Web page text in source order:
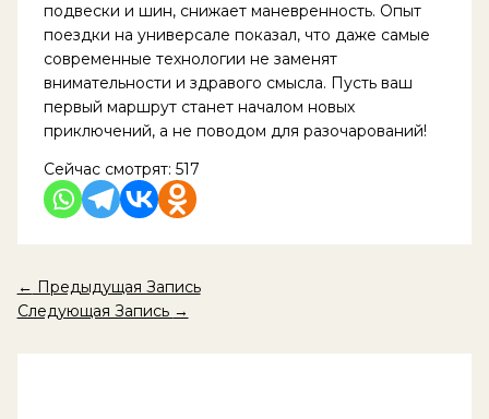
подвески и шин, снижает маневренность. Опыт
поездки на универсале показал, что даже самые
современные технологии не заменят
внимательности и здравого смысла. Пусть ваш
первый маршрут станет началом новых
приключений, а не поводом для разочарований!
Сейчас смотрят: 517
← Предыдущая Запись
Следующая Запись →